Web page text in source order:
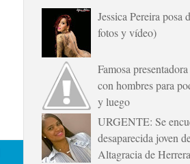
Jessica Pereira posa
fotos y vídeo)
Famosa
con hombres para
y luego
URGENTE: Se
desaparecida joven
Altagracia de Herrera